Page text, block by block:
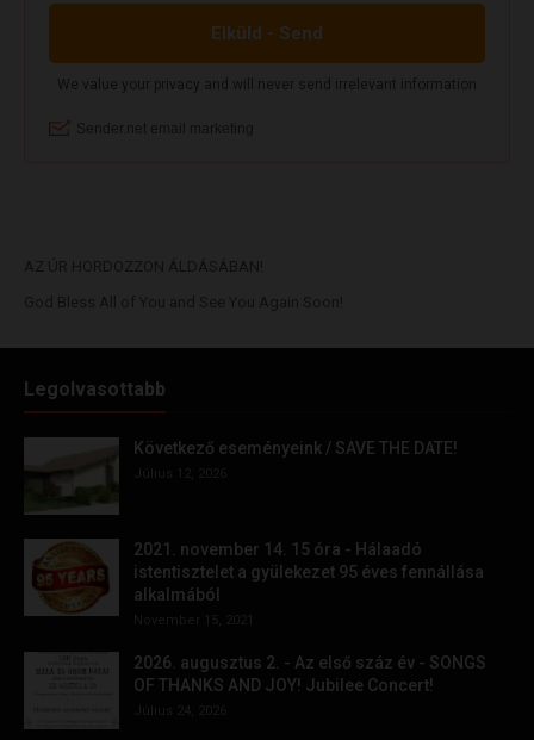
Legolvasottabb
Következő eseményeink / SAVE THE DATE!
2021. november 14. 15 óra - Hálaadó
istentisztelet a gyülekezet 95 éves fennállása
alkalmából
2026. augusztus 2. - Az első száz év - SONGS
OF THANKS AND JOY! Jubilee Concert!